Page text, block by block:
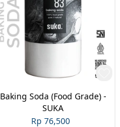
Baking Soda (Food Grade) -
SUKA
Rp 76,500